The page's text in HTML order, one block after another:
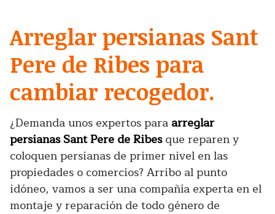
Arreglar persianas Sant
Pere de Ribes para
cambiar recogedor.
¿Demanda unos expertos para arreglar
persianas Sant Pere de Ribesque reparen y
coloquen persianas de primer nivel en las
propiedades o comercios? Arribo al punto
idóneo, vamos a ser una compañía experta en el
montaje y reparación de todo género de